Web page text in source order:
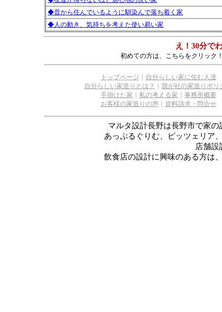
◆昔から住んでいるように馴染んで落ち着く家
◆人の動き、気持ちを考えた使い易い家
え！30分で
初めての方は、こちらをクリック
トップページ
自分らしい家に住む人達
自分らしい家造りとは？
我が社の家造りポリ
手掛けた家
私の考える家
事務所概要
お客様の家造りの声｜ 資料請求・問合せ
マルタ設計長野は長野市で家
あっぷるぐりむ、ピッツェリア
店舗設
飲食店の設計に興味のある方は